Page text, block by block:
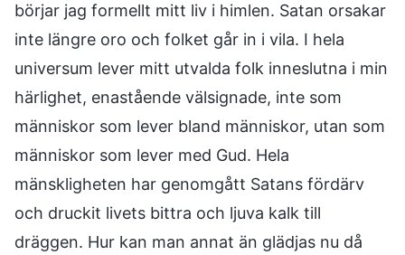
börjar jag formellt mitt liv i himlen. Satan orsakar
inte längre oro och folket går in i vila. I hela
universum lever mitt utvalda folk inneslutna i min
härlighet, enastående välsignade, inte som
människor som lever bland människor, utan som
människor som lever med Gud. Hela
mänskligheten har genomgått Satans fördärv
och druckit livets bittra och ljuva kalk till
dräggen. Hur kan man annat än glädjas nu då